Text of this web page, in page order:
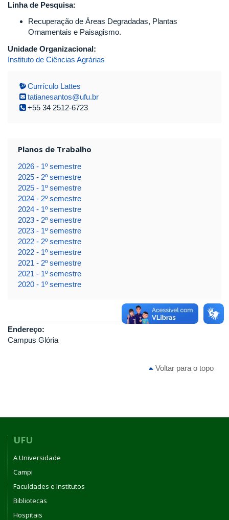
Linha de Pesquisa:
Recuperação de Áreas Degradadas, Plantas
Ornamentais e Paisagismo.
Unidade Organizacional:
Instituto de Ciências Agrárias
Currículo Lattes
tatianesantos@ufu.br
+55 34 2512-6723
Planos de Trabalho
2026 - 1º semestre
2025 - 2º semestre
2025 - 1º semestre
2024 - 2º semestre
2024 - 1º semestre
2023 - 2º semestre
2023 - 1º semestre
2022 - 2º semestre
2022 - 1º semestre
2021 - 2º semestre
2021 - 1º semestre
2020 - 1º semestre
Endereço:
Campus Glória
Voltar para o topo
UFU
A Universidade
Campi
Faculdades e Institutos
Bibliotecas
Hospitais